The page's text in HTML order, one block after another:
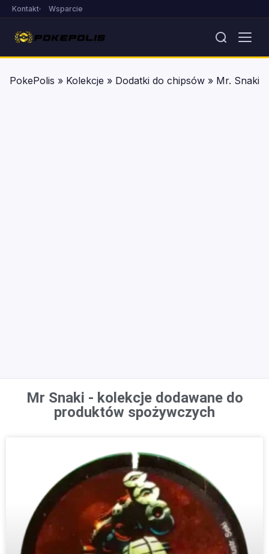
Kontakt Wsparcie
PokePolis » Kolekcje » Dodatki do chipsów » Mr. Snaki
Mr Snaki - kolekcje dodawane do
produktów spożywczych